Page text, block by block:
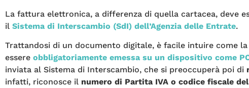
La fattura elettronica, a differenza di quella cartacea, deve
il Sistema di Interscambio (SdI) dell’Agenzia delle Entrate.
Trattandosi di un documento digitale, è facile intuire come
essere obbligatoriamente emessa su un dispositivo come
inviata al Sistema di Interscambio, che si preoccuperà poi di
infatti, riconosce il numero di Partita IVA o codice fiscale